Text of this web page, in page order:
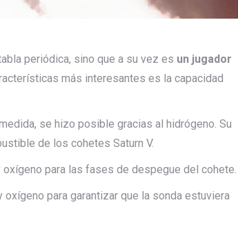
periódica, sino que a su vez es un jugador
más interesantes es la capacidad
se hizo posible gracias al hidrógeno. Su
de los cohetes Saturn V.
para las fases de despegue del cohete.
para garantizar que la sonda estuviera